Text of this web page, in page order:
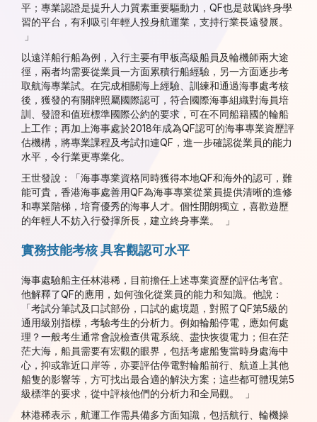
平；專業認證是提升人力質素重要驅動力，QF也是鼓勵終身學
習的平台，有利吸引年輕人投身航運業，支持行業長遠發展。
」
以遠洋船行船為例，入行主要有甲板高級船員及輪機師兩大途
徑，兩者均需要從業員一方面累積行船經驗，另一方面逐步考
取航海專業試。在完成相關海上經驗、訓練和通過海事處考核
後，獲發的有關牌照屬國際認可，符合國際海事組織對海員培
訓、發證和值班標準國際公約的要求，可在不同船籍國的輪船
上工作；再加上海事處於2018年成為QF認可的海事專業資歷評
估機構，將專業課程及考試扣連QF，進一步確認從業員的能力
水平，令行業更專業化。
王世發說：「海事專業資格同時獲得本地QF和海外的認可，難
能可貴，香港海事處善用QF為海事專業從業員提供清晰的進修
和專業階梯，培育優秀的海事人才。個性開朗獨立，喜歡遊歷
的年輕人不妨入行發揮所長，建立終身事業。 」
實務技能考核 具客觀認可水平
海事處驗船主任林港稀，目前擔任上述專業資歷的評估考官。
他解釋了QF的應用，如何強化從業員的能力和知識。他說：
「考試分筆試及口試部份，口試的處境題，對照了QF第5級的
通用級別指標，考驗考生的分析力。例如輪船停電，應如何處
理？一般考生通常會說檢查供電系統、盡快恢復電力；但在茫
茫大海，船員需要有宏觀的眼界，包括考慮船隻當時身處海中
心，抑或靠近口岸等，亦要評估停電對輪船前行、航道上其他
船隻的影響等，方可找出最合適的解決方案；這些都可體現第5
級標準的要求，從中評核他們的分析力和全局觀。 」
林港稀表示，航運工作需具備多方面知識，包括航行、輪機操